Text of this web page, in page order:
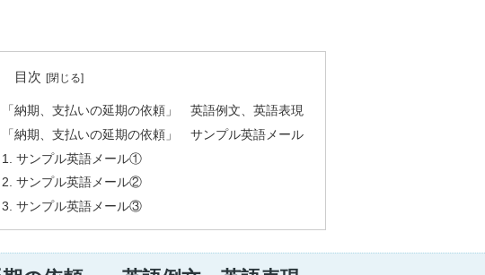
目次
「納期、支払いの延期の依頼」 英語例文、英語表現
「納期、支払いの延期の依頼」 サンプル英語メール
サンプル英語メール①
サンプル英語メール②
サンプル英語メール③